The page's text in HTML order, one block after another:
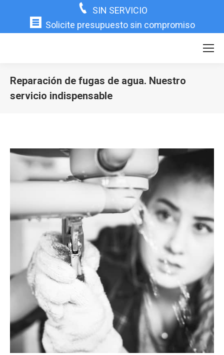
SIN SERVICIO
Solicite presupuesto sin compromiso
Reparación de fugas de agua. Nuestro
servicio indispensable